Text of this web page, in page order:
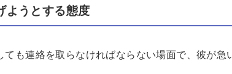
ようとする態度
ても連絡を取らなければならない場面で、彼が